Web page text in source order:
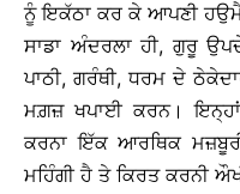
ਨੂੰ ਇਕੱਠਾ ਕਰ ਕੇ ਆਪਣੀ
ਸਾਡਾ ਅੰਦਰਲਾ ਹੀ, ਗੁਰੂ
ਪਾਠੀ, ਗਰੰਥੀ, ਧਰਮ ਦੇ
ਮਗ਼ਜ਼ ਖਪਾਈ ਕਰਨ।
ਕਰਨਾ ਇੱਕ ਆਰਥਿਕ
ਮਹਿੰਗੀ ਹੈ ਤੇ ਕਿਰਤ ਕਰਨੀ